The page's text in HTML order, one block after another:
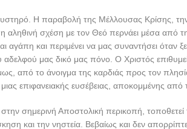
αυστηρό. Η παραβολή της Μέλλουσας Κρίσης,
αληθινή σχέση με τον Θεό περνάει μέσα από
και περιμένει να μας συναντήσει όταν
μας δικό μας πόνο. Ο Χριστός
από το άνοιγμα της καρδιάς προς τον
επιφανειακής ευσέβειας, αποκομμένης από
σημερινή Αποστολική περικοπή,
και την νηστεία. Βεβαίως και δεν